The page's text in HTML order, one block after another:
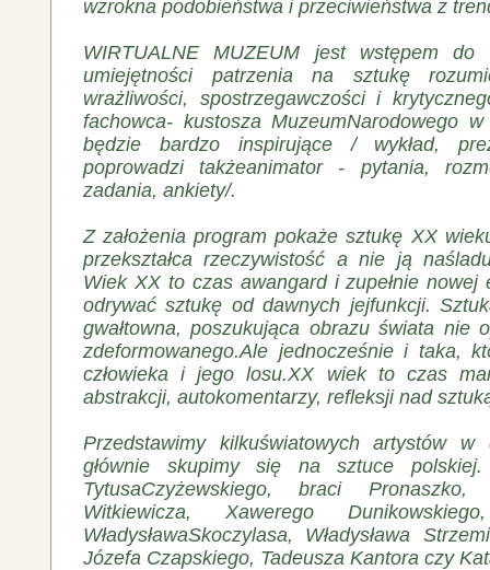
wzrokna podobieństwa i przeciwieństwa z
WIRTUALNE MUZEUM jest wstępem do
umiejętności patrzenia na sztukę
wrażliwości, spostrzegawczości i
fachowca- kustosza MuzeumNarodowego
będzie bardzo inspirujące / wykład,
poprowadzi takżeanimator - pytania,
zadania, ankiety/.
Z założenia program pokaże sztukę XX
przekształca rzeczywistość a nie ją
Wiek XX to czas awangard i zupełnie nowej
odrywać sztukę od dawnych jejfunkcji.
gwałtowna, poszukująca obrazu świata nie
zdeformowanego.Ale jednocześnie i taka,
człowieka i jego losu.XX wiek to czas
abstrakcji, autokomentarzy, refleksji nad
Przedstawimy kilkuświatowych artystów
głównie skupimy się na sztuce polskiej.
TytusaCzyżewskiego, braci Pronaszko,
Witkiewicza, Xawerego
WładysławaSkoczylasa, Władysława
Józefa Czapskiego, Tadeusza Kantora czy